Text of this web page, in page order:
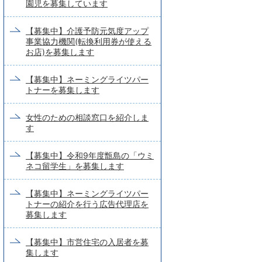
園児を募集しています
【募集中】介護予防元気度アップ
事業協力機関(転換利用券が使える
お店)を募集します
【募集中】ネーミングライツパー
トナーを募集します
女性のための相談窓口を紹介しま
す
【募集中】令和9年度甑島の「ウミ
ネコ留学生」を募集します
【募集中】ネーミングライツパー
トナーの紹介を行う広告代理店を
募集します
【募集中】市営住宅の入居者を募
集します